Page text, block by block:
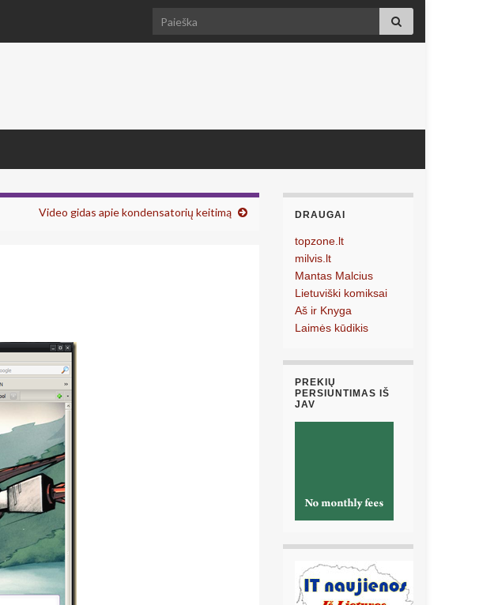
Search for:
Video gidas apie kondensatorių keitimą DRAUGAI
topzone.lt
milvis.lt
Mantas Malcius
Lietuviški komiksai
Aš ir Knyga
Laimės kūdikis
PREKIŲ
PERSIUNTIMAS IŠ
JAV